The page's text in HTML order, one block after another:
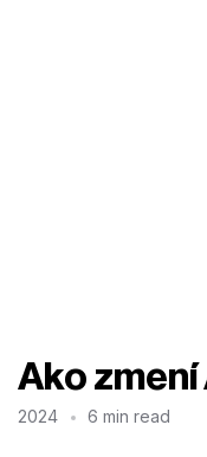
Ako
2024 6 min read